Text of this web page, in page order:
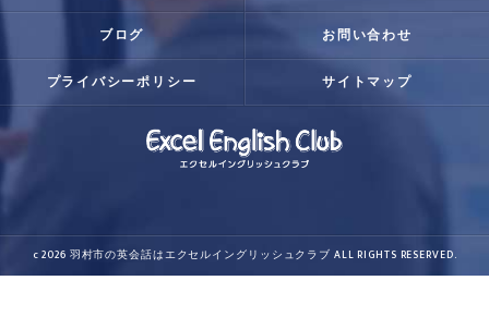
ブログ お問い合わせ
プライバシーポリシー サイトマップ
c 2026 羽村市の英会話はエクセルイングリッシュクラブ ALL RIGHTS RESERVED.